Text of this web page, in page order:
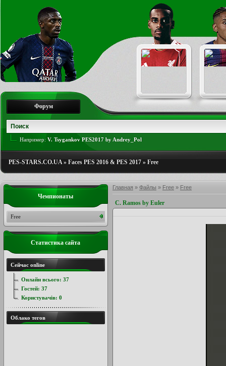
Форум
Например: V. Tsygankov PES2017 by Andrey_Pol
PES-STARS.CO.UA» Faces PES 2016 & PES 2017 » Free
Главная » Файлы » Free » Free
C. Ramos by Euler
Чемпионаты
Free
Статистика сайта
Сейчас online
Онлайн всього: 37
Гостей: 37
Користувачів: 0
Облако тегов